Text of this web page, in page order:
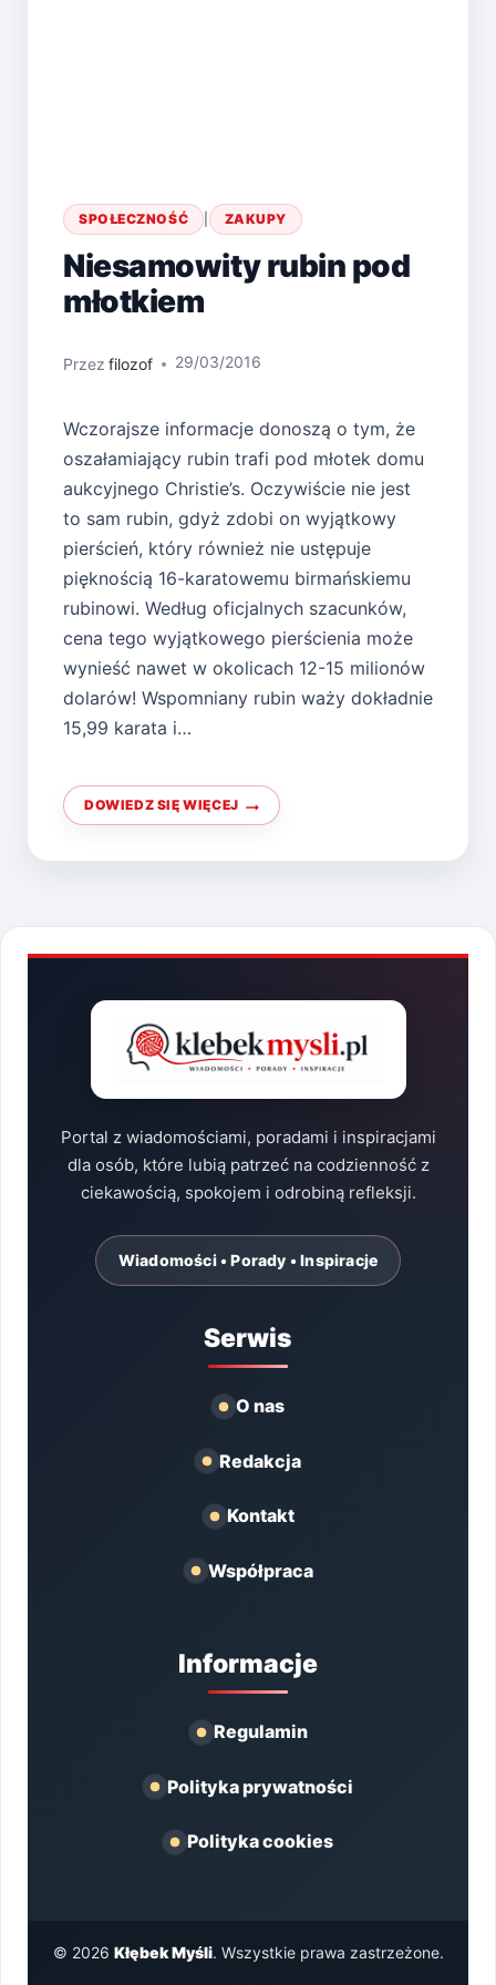
SPOŁECZNOŚĆ ZAKUPY
Niesamowity rubin pod
młotkiem
Przez filozof 29/03/2016
Wczorajsze informacje donoszą o tym, że
oszałamiający rubin trafi pod młotek domu
aukcyjnego Christie’s. Oczywiście nie jest
to sam rubin, gdyż zdobi on wyjątkowy
pierścień, który również nie ustępuje
pięknością 16-karatowemu birmańskiemu
rubinowi. Według oficjalnych szacunków,
cena tego wyjątkowego pierścienia może
wynieść nawet w okolicach 12-15 milionów
dolarów! Wspomniany rubin waży dokładnie
15,99 karata i…
DOWIEDZ SIĘ WIĘCEJ
NIESAMOWITY
RUBIN
Portal z wiadomościami, poradami i inspiracjami
dla osób, które lubią patrzeć na codzienność z
ciekawością, spokojem i odrobiną refleksji.
Wiadomości • Porady • Inspiracje
Serwis
O nas
Redakcja
Kontakt
Współpraca
Informacje
Regulamin
Polityka prywatności
Polityka cookies
© 2026 Kłębek Myśli. Wszystkie prawa zastrzeżone.